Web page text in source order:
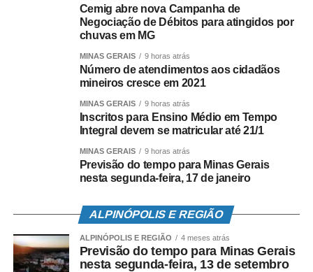
Cemig abre nova Campanha de
Negociação de Débitos para atingidos por
chuvas em MG
MINAS GERAIS 9 horas atrás
Número de atendimentos aos cidadãos
mineiros cresce em 2021
MINAS GERAIS 9 horas atrás
Inscritos para Ensino Médio em Tempo
Integral devem se matricular até 21/1
MINAS GERAIS 9 horas atrás
Previsão do tempo para Minas Gerais
nesta segunda-feira, 17 de janeiro
ALPINÓPOLIS E REGIÃO
ALPINÓPOLIS E REGIÃO 4 meses atrás
Previsão do tempo para Minas Gerais
nesta segunda-feira, 13 de setembro